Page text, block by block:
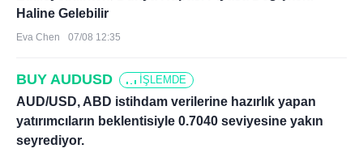
Haline Gelebilir
Eva Chen 07/08 12:35
BUY AUDUSD İŞLEMDE
AUD/USD, ABD istihdam verilerine hazırlık yapan
yatırımcıların beklentisiyle 0.7040 seviyesine yakın
seyrediyor.